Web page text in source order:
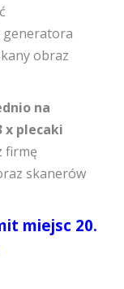
generatora
obraz
na
x plecaki
firmę
skanerów
miejsc 20.